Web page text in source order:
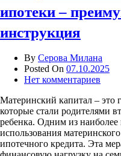
ипотеки –
инструкция
By Серова Милана
Posted On 07.10.2025
Нет комментариев
Материнский капитал – это
которые стали родителями
ребенка. Одним из
использования
ипотечного кредита. Эта